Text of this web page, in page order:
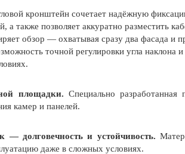
кронштейн сочетает надёжную
а также позволяет аккуратно разместить
обзор — охватывая сразу два фасада
точной регулировки угла
площадки. Специально
камер и панелей.
— долговечность и устойчивость.
даже в сложных условиях.